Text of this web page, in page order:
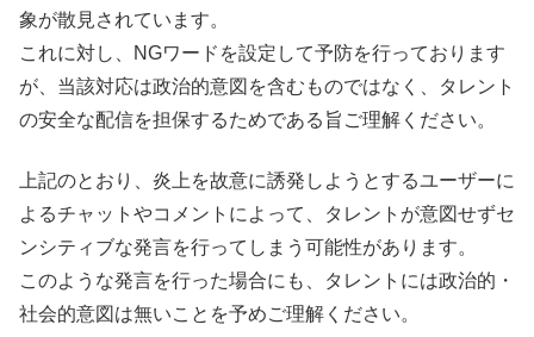
象が散見されています。
これに対し、NGワードを設定して予防を行っております
が、当該対応は政治的意図を含むものではなく、タレント
の安全な配信を担保するためである旨ご理解ください。
上記のとおり、炎上を故意に誘発しようとするユーザーに
よるチャットやコメントによって、タレントが意図せずセ
ンシティブな発言を行ってしまう可能性があります。
このような発言を行った場合にも、タレントには政治的・
社会的意図は無いことを予めご理解ください。